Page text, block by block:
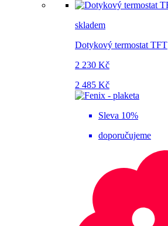
skladem
Dotykový termostat TFT
2 230 Kč
2 485 Kč
Sleva 10%
doporučujeme